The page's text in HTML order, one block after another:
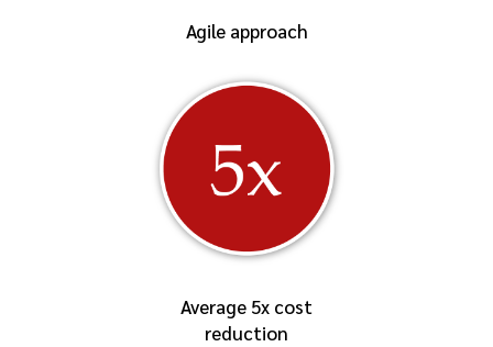
Agile approach
Average 5x cost
reduction